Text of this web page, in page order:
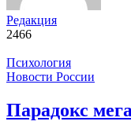
Редакция
2466
Психология
Новости России
Парадокс